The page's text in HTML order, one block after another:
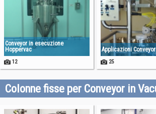
Conveyor in esecuzione
Hoppervac
12
Applicazioni
25
Colonne fisse per Conveyor in